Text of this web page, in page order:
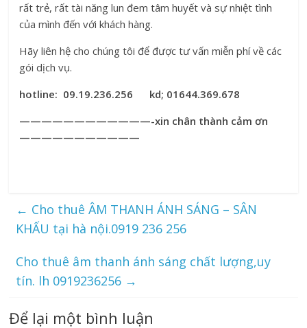
rất trẻ, rất tài năng lun đem tâm huyết và sự nhiệt tình
của mình đến với khách hàng.
Hãy liên hệ cho chúng tôi để được tư vấn miễn phí về các
gói dịch vụ.
hotline: 09.19.236.256 kd; 01644.369.678
————————————-xin chân thành cảm ơn
———————————
← Cho thuê ÂM THANH ÁNH SÁNG – SÂN
KHẤU tại hà nội.0919 236 256
Cho thuê âm thanh ánh sáng chất lượng,uy
tín. lh 0919236256 →
Để lại một bình luận